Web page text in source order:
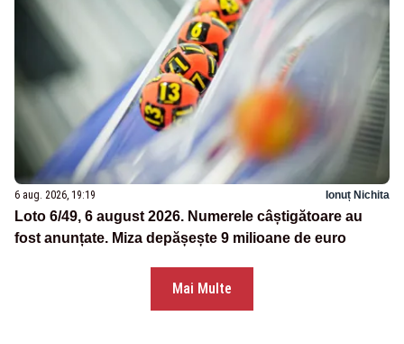
6 aug. 2026, 19:19 Ionuț Nichita
Loto 6/49, 6 august 2026. Numerele câștigătoare au
fost anunțate. Miza depășește 9 milioane de euro
Mai Multe